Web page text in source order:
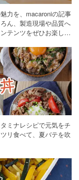
力を、macaroniの記事
ん、製造現場や品質へ
テンツをぜひお楽しみ
ミナレシピで元気をチ
リ食べて、夏バテを吹